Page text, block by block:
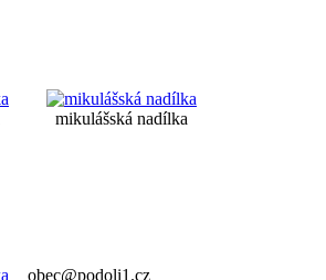
mikulášská nadílka
obec@podoli1.cz